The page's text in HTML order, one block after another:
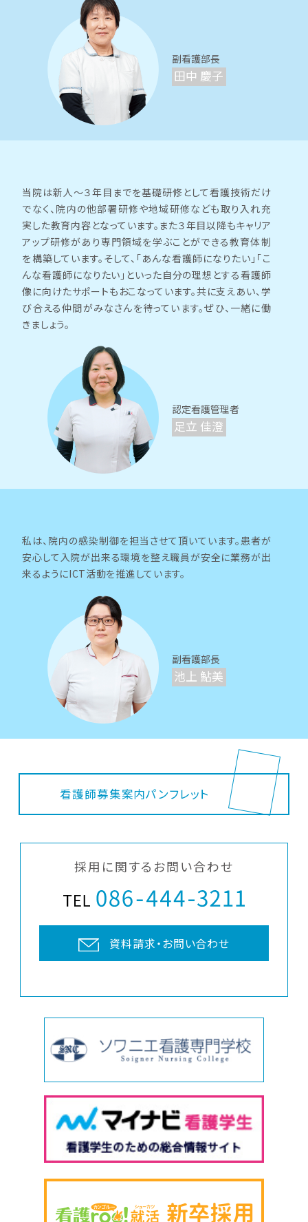
副看護部長
田中 慶子
当院は新人～３年目までを基礎研修として看護技術だけ
でなく、院内の他部署研修や地域研修なども取り入れ充
実した教育内容となっています。また３年目以降もキャリア
アップ研修があり専門領域を学ぶことができる教育体制
を構築しています。そして、「あんな看護師になりたい」「こ
んな看護師になりたい」といった自分の理想とする看護師
像に向けたサポートもおこなっています。共に支えあい、学
び合える仲間がみなさんを待っています。ぜひ、一緒に働
きましょう。
認定看護管理者
足立 佳澄
私は、院内の感染制御を担当させて頂いています。患者が
安心して入院が出来る環境を整え職員が安全に業務が出
来るようにICT活動を推進しています。
副看護部長
池上 鮎美
看護師募集案内パンフレット
採用に関するお問い合わせ
資料請求・お問い合わせ